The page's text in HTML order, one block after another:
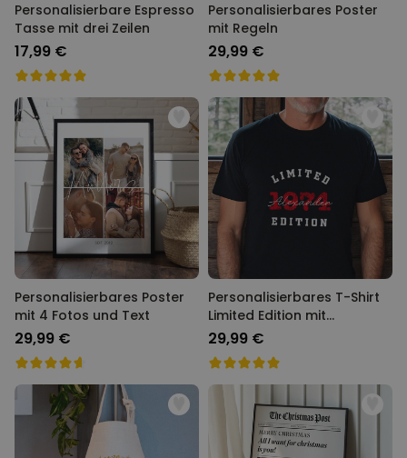
Personalisierbare Espresso
Tasse mit drei Zeilen
17,99 €
Personalisierbares Poster
mit Regeln
29,99 €
Personalisierbares Poster
mit 4 Fotos und Text
29,99 €
Personalisierbares T-Shirt
Limited Edition mit
Jahreszahl
29,99 €